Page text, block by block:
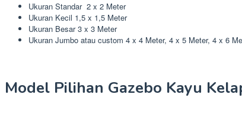
Ukuran Standar 2 x 2 Meter
Ukuran Kecil 1,5 x 1,5 Meter
Ukuran Besar 3 x 3 Meter
Ukuran Jumbo atau custom 4 x 4 Meter, 4 x 5 Meter, 4 x 6
Model Pilihan Gazebo Kayu